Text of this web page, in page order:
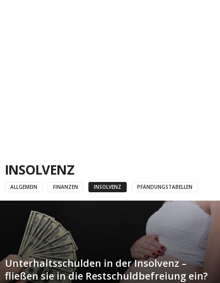
INSOLVENZ
ALLGEMEIN FINANZEN INSOLVENZ PFÄNDUNGSTABELLEN
Unterhaltsschulden in der Insolvenz –
fließen sie in die Restschuldbefreiung ein?